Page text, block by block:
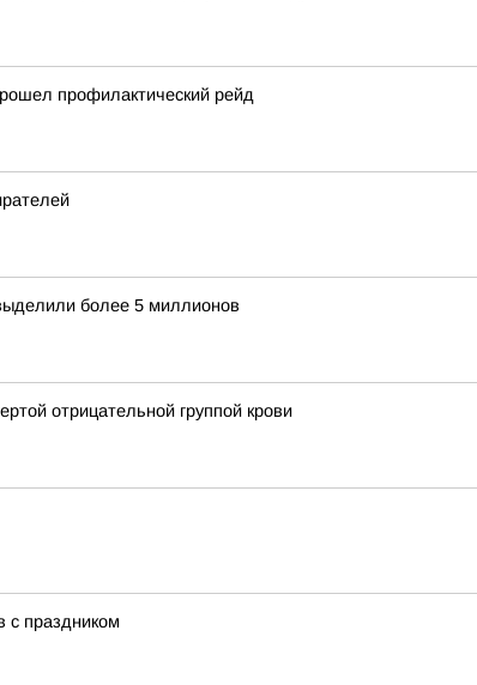
профилактический рейд
более 5 миллионов
отрицательной группой крови
с праздником